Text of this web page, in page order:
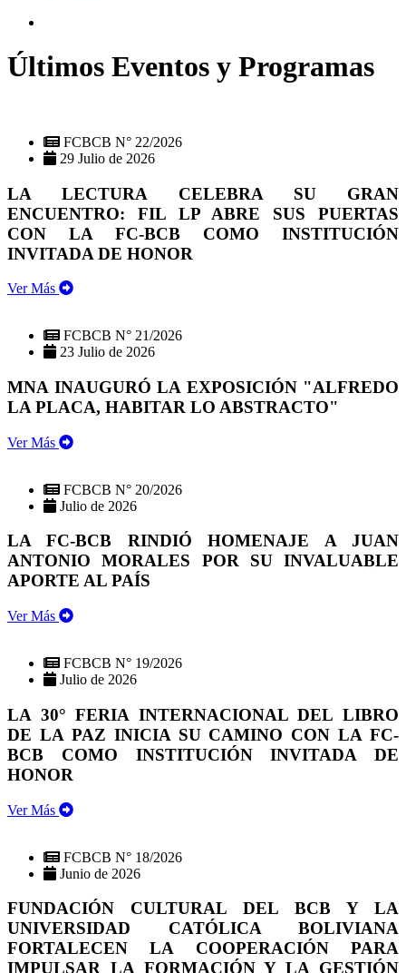
Últimos Eventos y Programas
FCBCB N° 22/2026
29 Julio de 2026
LA LECTURA CELEBRA SU GRAN
ENCUENTRO: FIL LP ABRE SUS PUERTAS
CON LA FC-BCB COMO INSTITUCIÓN
INVITADA DE HONOR
Ver Más
FCBCB N° 21/2026
23 Julio de 2026
MNA INAUGURÓ LA EXPOSICIÓN "ALFREDO
LA PLACA, HABITAR LO ABSTRACTO"
Ver Más
FCBCB N° 20/2026
Julio de 2026
LA FC-BCB RINDIÓ HOMENAJE A JUAN
ANTONIO MORALES POR SU INVALUABLE
APORTE AL PAÍS
Ver Más
FCBCB N° 19/2026
Julio de 2026
LA 30° FERIA INTERNACIONAL DEL LIBRO
DE LA PAZ INICIA SU CAMINO CON LA FC-
BCB COMO INSTITUCIÓN INVITADA DE
HONOR
Ver Más
FCBCB N° 18/2026
Junio de 2026
FUNDACIÓN CULTURAL DEL BCB Y LA
UNIVERSIDAD CATÓLICA BOLIVIANA
FORTALECEN LA COOPERACIÓN PARA
IMPULSAR LA FORMACIÓN Y LA GESTIÓN